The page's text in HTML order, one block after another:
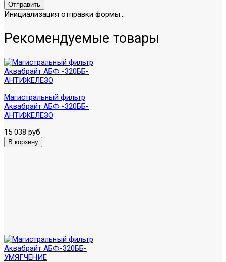
Отправить
Инициализация отправки формы...
Рекомендуемые товары
Магистральный фильтр
Аквабрайт АБФ -320ББ-
АНТИЖЕЛЕЗО
15 038 руб